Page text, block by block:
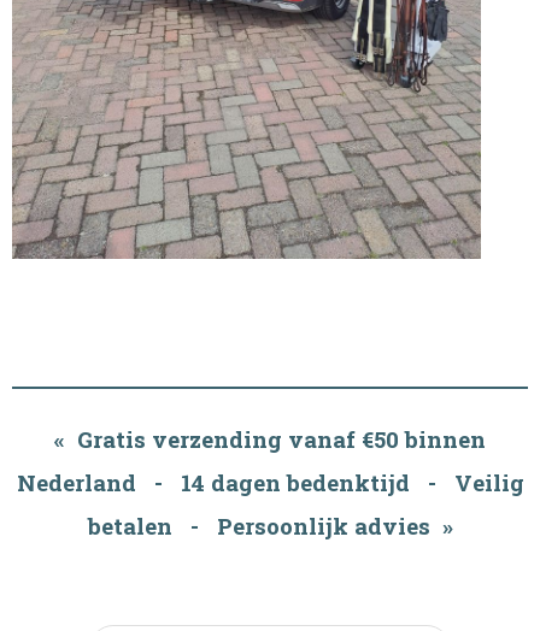
« Gratis verzending vanaf €50 binnen
Nederland - 14 dagen bedenktijd - Veilig
betalen - Persoonlijk advies »